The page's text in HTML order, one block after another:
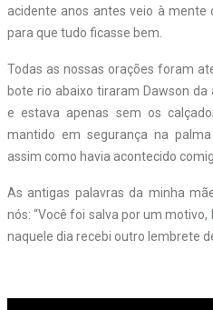
acidente anos antes veio à
para que tudo ficasse bem.
Todas as nossas orações foram
bote rio abaixo tiraram Dawson
e estava apenas sem os
mantido em segurança na
assim como havia acontecido
As antigas palavras da minha
nós: “Você foi salva por um motivo,
naquele dia recebi outro lembrete